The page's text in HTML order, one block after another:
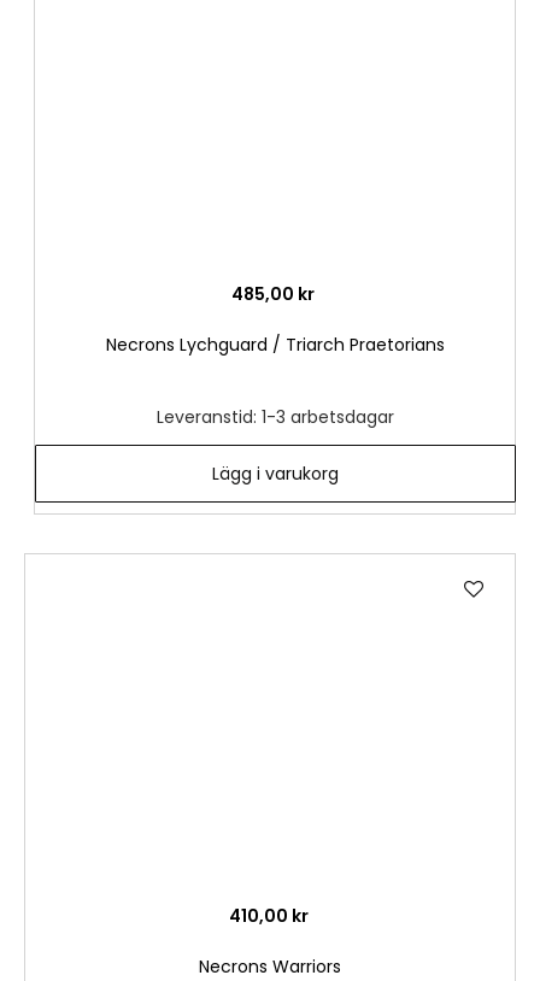
485,00 kr
Necrons Lychguard / Triarch Praetorians
Leveranstid: 1-3 arbetsdagar
Lägg i varukorg
410,00 kr
Necrons Warriors